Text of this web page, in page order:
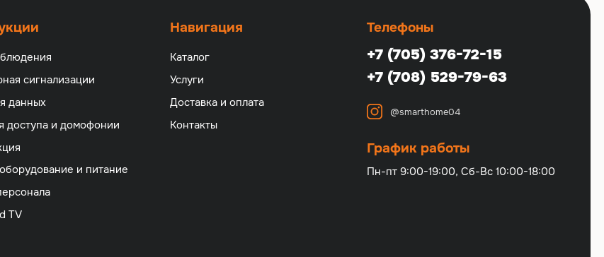
сигнализации
данных
доступа и домофонии
и питание
TV
Навигация
Каталог
Услуги
Доставка и оплата
Контакты
Телефоны
+7 (705) 376-72-15
+7 (708) 529-79-63
@smarthome04
График работы
Пн-пт 9:00-19:00, Сб-Вс 10:00-18:00